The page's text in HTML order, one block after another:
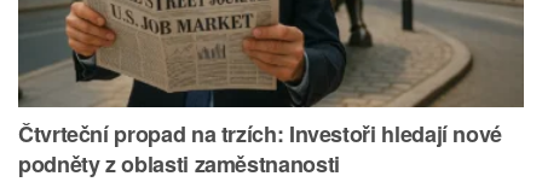
Čtvrteční propad na trzích: Investoři hledají nové
podněty z oblasti zaměstnanosti